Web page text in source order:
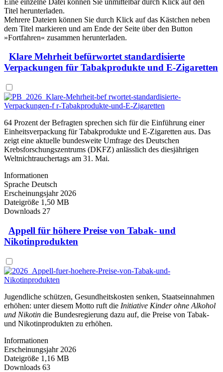
Titel herunterladen.
Mehrere Dateien können Sie durch Klick auf das Kästchen neben
dem Titel markieren und am Ende der Seite über den Button
»Fortfahren« zusammen herunterladen.
Klare Mehrheit befürwortet standardisierte
Verpackungen für Tabakprodukte und E-Zigaretten
64 Prozent der Befragten sprechen sich für die Einführung einer
Einheitsverpackung für Tabakprodukte und E-Zigaretten aus. Das
zeigt eine aktuelle bundesweite Umfrage des Deutschen
Krebsforschungszentrums (DKFZ) anlässlich des diesjährigen
Weltnichtrauchertags am 31. Mai.
Informationen
Sprache Deutsch
Erscheinungsjahr 2026
Dateigröße 1,50 MB
Downloads 27
Appell für höhere Preise von Tabak- und
Nikotinprodukten
Jugendliche schützen, Gesundheitskosten senken, Staatseinnahmen
erhöhen: unter diesem Motto ruft die Initiative Kinder ohne Alkohol
und Nikotin die Bundesregierung dazu auf, die Preise von Tabak-
und Nikotinprodukten zu erhöhen.
Informationen
Erscheinungsjahr 2026
Dateigröße 1,16 MB
Downloads 63